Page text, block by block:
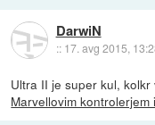
DarwiN
:: 17. avg 2015,
Ultra II je super kul,
Marvellovim kontrolerjem